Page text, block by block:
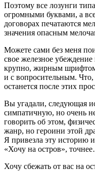
Поэтому все лозунги типа
огромными буквами, а
договорах печатаются
значения опасным
Можете сами без меня
свое железное убеждение
крупно, жирным
и с вопросительным.
останется после этих
Вы угадали, следующая
симпатичную, но очень
говорить об этом,
жанр, но героини этой
Я привезла эту историю
«Хочу на остров»,
Хочу сбежать от вас на